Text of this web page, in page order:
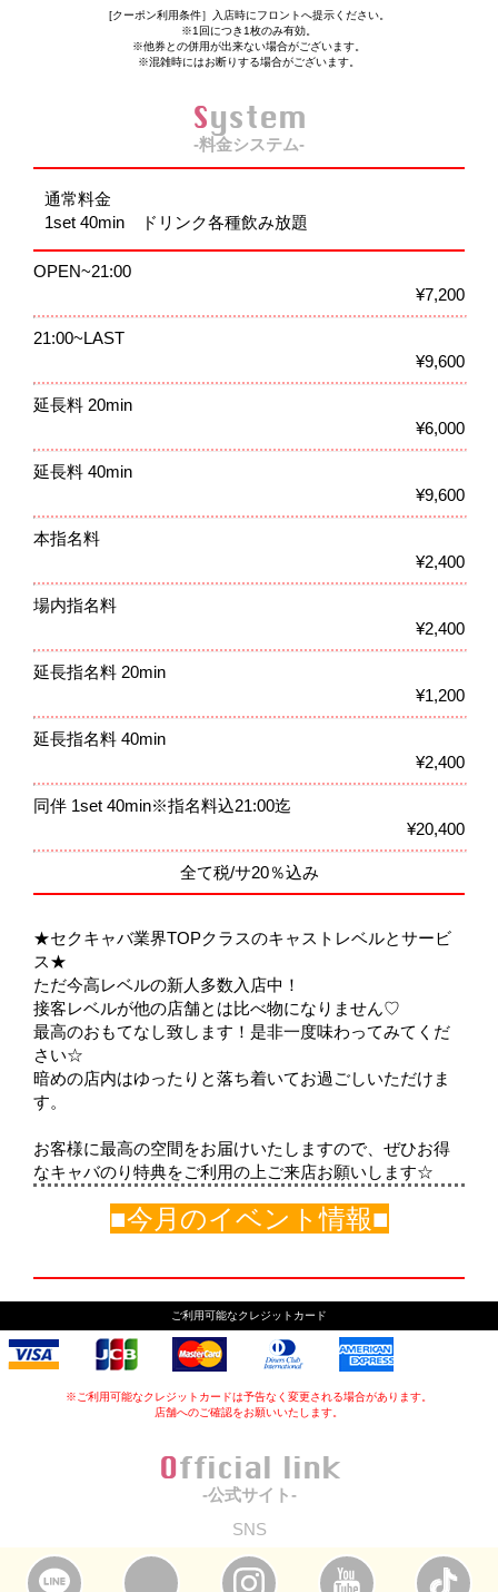
[クーポン利用条件］入店時にフロントへ提示ください。
※1回につき1枚のみ有効。
※他券との併用が出来ない場合がございます。
※混雑時にはお断りする場合がございます。
System
-料金システム-
通常料金
1set 40min ドリンク各種飲み放題
OPEN~21:00
¥7,200
21:00~LAST
¥9,600
延長料 20min
¥6,000
延長料 40min
¥9,600
本指名料
¥2,400
場内指名料
¥2,400
延長指名料 20min
¥1,200
延長指名料 40min
¥2,400
同伴 1set 40min※指名料込21:00迄
¥20,400
全て税/サ20％込み
★セクキャバ業界TOPクラスのキャストレベルとサービ
ス★
ただ今高レベルの新人多数入店中！
接客レベルが他の店舗とは比べ物になりません♡
最高のおもてなし致します！是非一度味わってみてくだ
さい☆
暗めの店内はゆったりと落ち着いてお過ごしいただけま
す。
お客様に最高の空間をお届けいたしますので、ぜひお得
なキャバのり特典をご利用の上ご来店お願いします☆
■今月のイベント情報■
ご利用可能なクレジットカード
※ご利用可能なクレジットカードは予告なく変更される場合があります。
店舗へのご確認をお願いいたします。
Official link
-公式サイト-
SNS